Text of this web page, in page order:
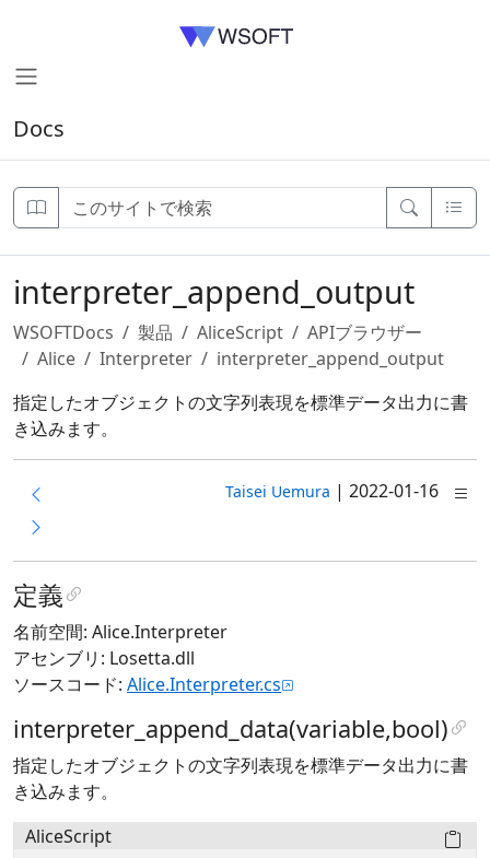
Docs
interpreter_append_output
WSOFTDocs 製品 AliceScript
APIブラウザー
Alice
Interpreter
interpreter_append_output
指定したオブジェクトの文字列表現を標準データ出力に書
き込みます。
Taisei Uemura | 2022-01-16
定義
名前空間: Alice.Interpreter
アセンブリ: Losetta.dll
ソースコード: Alice.Interpreter.cs
interpreter_append_data(variable,bool)
指定したオブジェクトの文字列表現を標準データ出力に書
き込みます。
AliceScript